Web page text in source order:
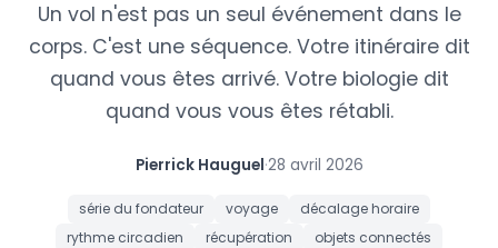
Un vol n'est pas un seul événement dans le
corps. C'est une séquence. Votre itinéraire dit
quand vous êtes arrivé. Votre biologie dit
quand vous vous êtes rétabli.
Pierrick Hauguel·28 avril 2026
série du fondateur voyage
décalage horaire
rythme circadien
récupération objets connectés